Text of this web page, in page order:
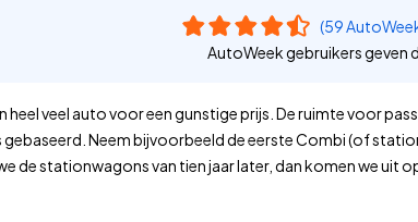
(59
AutoWeek gebruikers geven
veel auto voor een gunstige prijs. De ruimte voor
gebaseerd. Neem bijvoorbeeld de eerste Combi (of
de stationwagons van tien jaar later, dan komen we